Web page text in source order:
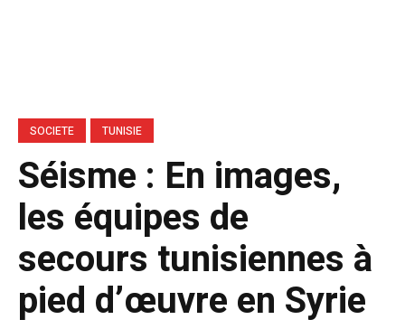
SOCIETE TUNISIE
Séisme : En images,
les équipes de
secours tunisiennes à
pied d’œuvre en Syrie